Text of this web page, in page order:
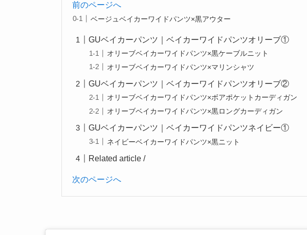
前のページへ
ベージュベイカーワイドパンツ×黒アウター
GUベイカーパンツ｜ベイカーワイドパンツオリーブ①
オリーブベイカーワイドパンツ×黒ケーブルニット
オリーブベイカーワイドパンツ×マリンシャツ
GUベイカーパンツ｜ベイカーワイドパンツオリーブ②
オリーブベイカーワイドパンツ×ボアポケットカーディガン
オリーブベイカーワイドパンツ×黒ロングカーディガン
GUベイカーパンツ｜ベイカーワイドパンツネイビー①
ネイビーベイカーワイドパンツ×黒ニット
Related article /
次のページへ